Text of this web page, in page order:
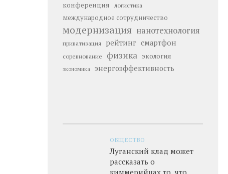
конференция логистика
международное сотрудничество
модернизация нанотехнология
приватизация рейтинг смартфон
соревнование физика экология
экономика энергоэффективность
ОБЩЕСТВО
Луганский клад может
рассказать о
киммерийцах то, что